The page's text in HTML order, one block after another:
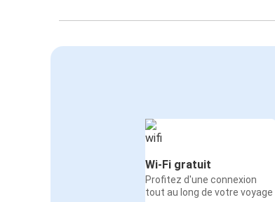
Wi-Fi gratuit
Profitez d'une connexion
tout au long de votre voyage